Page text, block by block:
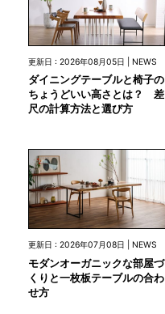
更新日 : 2026年08月05日 | NEWS
ダイニングテーブルと椅子の
ちょうどいい高さとは？ 差
尺の計算方法と選び方
更新日 : 2026年07月08日 | NEWS
モダンオーガニックな部屋づ
くりと一枚板テーブルの合わ
せ方